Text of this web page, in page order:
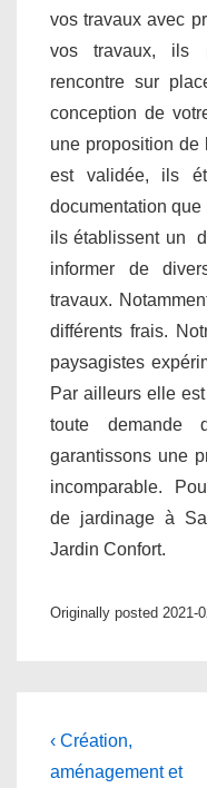
vos travaux avec
vos travaux, ils
rencontre sur
conception de
une proposition
est validée, ils
documentation
ils établissent un
informer de
travaux.
différents frais.
paysagistes
Par ailleurs elle
toute demande
garantissons une
incomparable.
de jardinage à
Jardin Confort.
Originally posted 2021-
Navigation
de
Previous
Post
‹ Création,
aménagement et